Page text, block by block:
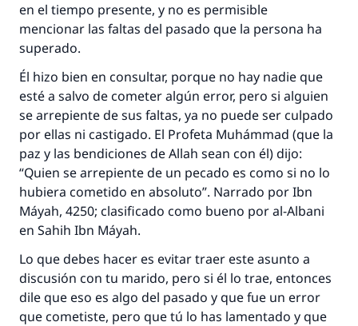
en el tiempo presente, y no es permisible
mencionar las faltas del pasado que la persona ha
superado.
Él hizo bien en consultar, porque no hay nadie que
esté a salvo de cometer algún error, pero si alguien
se arrepiente de sus faltas, ya no puede ser culpado
por ellas ni castigado. El Profeta Muhámmad (que la
paz y las bendiciones de Allah sean con él) dijo:
“Quien se arrepiente de un pecado es como si no lo
hubiera cometido en absoluto”. Narrado por Ibn
Máyah, 4250; clasificado como bueno por al-Albani
en Sahih Ibn Máyah.
Lo que debes hacer es evitar traer este asunto a
discusión con tu marido, pero si él lo trae, entonces
dile que eso es algo del pasado y que fue un error
que cometiste, pero que tú lo has lamentado y que
Desde la Q hasta la A, su contribución ayuda a
IslamQA.
"Una persona que orienta a otros a hacer el
bien obtendrá la misma recompensa que
aquellos que lo realicen."
(MUSLIM, 1893)
Contribuir